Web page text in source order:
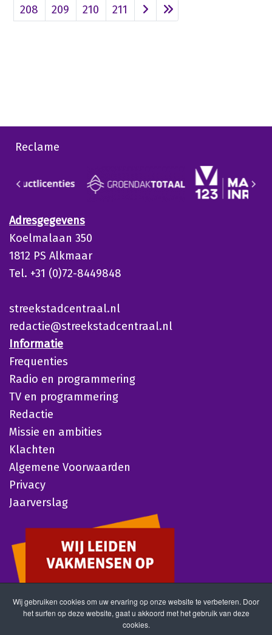
208
209 210 211
Reclame
Adresgegevens
Koelmalaan 350
1812 PS Alkmaar
Tel. +31 (0)72-8449848
streekstadcentraal.nl
redactie@streekstadcentraal.nl
Informatie
Frequenties
Radio en programmering
TV en programmering
Redactie
Missie en ambities
Klachten
Algemene Voorwaarden
Privacy
Jaarverslag
Wij gebruiken cookies om uw ervaring op onze website te verbeteren. Door
het surfen op deze website, gaat u akkoord met het gebruik van deze
cookies.